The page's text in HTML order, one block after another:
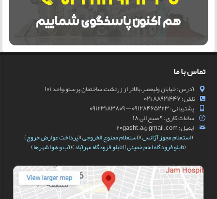
تماس با ما
آدرس: خیابان ولیعصر،بالاتر از زرتشت،ساختمان پرستو،واحد 101
تلفن: 88921447 021
پشتیبانی: 09128465223 — 09123183809
ساعات کاری: 9 صبح الی 18
ایمیل: 20gasht.a@ gmail.com
(استعلام مجوز آژانس)(استعلام ممنوع الخروجی)(پرداخت عوارض خروج)
(تابلو فرودگاه امام خمینی)(تابلو فرودگاه مهرآباد)(آب و هوا شهرها)